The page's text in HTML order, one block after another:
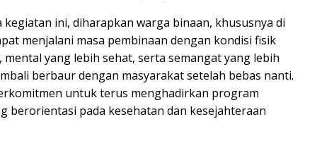
kegiatan ini, diharapkan warga binaan, khususnya di
menjalani masa pembinaan dengan kondisi fisik
mental yang lebih sehat, serta semangat yang lebih
berbaur dengan masyarakat setelah bebas nanti.
untuk terus menghadirkan program
berorientasi pada kesehatan dan kesejahteraan